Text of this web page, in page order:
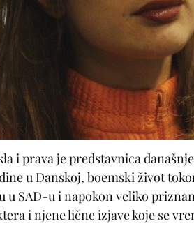
i prava je predstavnica
u Danskoj, boemski život
u SAD-u i napokon veliko
i njene lične izjave koje se